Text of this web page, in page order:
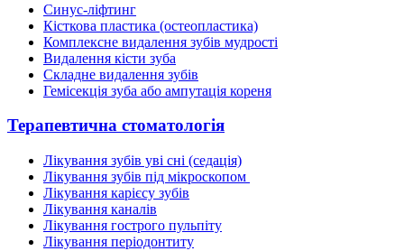
Синус-ліфтинг
Кісткова пластика (остеопластика)
Комплексне видалення зубів мудрості
Видалення кісти зуба
Складне видалення зубів
Гемісекція зуба або ампутація кореня
Терапевтична стоматологія
Лікування зубів уві сні (седація)
Лікування зубів під мікроскопом
Лікування карієсу зубів
Лікування каналів
Лікування гострого пульпіту
Лікування періодонтиту